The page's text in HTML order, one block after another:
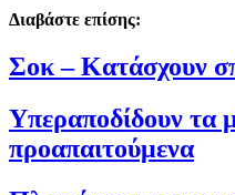
Διαβάστε επίσης:
Σοκ – Κατάσχουν
Υπεραποδίδουν τα
προαπαιτούμενα